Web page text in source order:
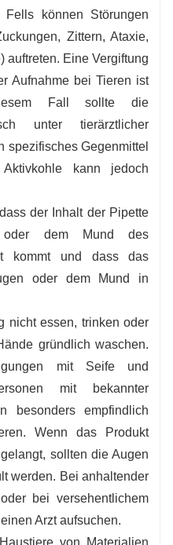
Fells können Störungen
Zittern, Ataxie,
auftreten. Eine Vergiftung
Aufnahme bei Tieren ist
Fall sollte die
unter tierärztlicher
spezifisches Gegenmittel
kann jedoch
der Inhalt der Pipette
dem Mund des
kommt und dass das
oder dem Mund in
nicht essen, trinken oder
gründlich waschen.
mit Seife und
mit bekannter
besonders empfindlich
Wenn das Produkt
sollten die Augen
werden. Bei anhaltender
bei versehentlichem
Arzt aufsuchen.
von Materialien